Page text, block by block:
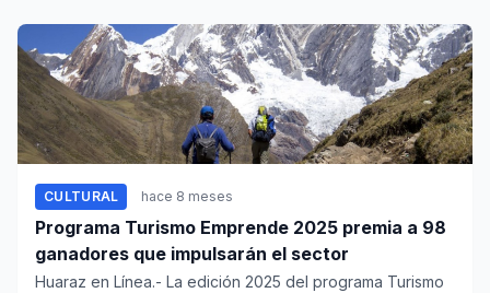
CULTURAL hace 8 meses
Programa Turismo Emprende 2025 premia a 98
ganadores que impulsarán el sector
Huaraz en Línea.- La edición 2025 del programa Turismo